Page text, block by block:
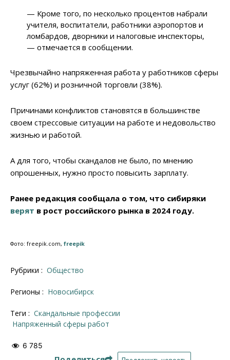
— Кроме того, по несколько процентов набрали
учителя, воспитатели, работники аэропортов и
ломбардов, дворники и налоговые инспекторы,
— отмечается в сообщении.
Чрезвычайно напряженная работа у работников сферы
услуг (62%) и розничной торговли (38%).
Причинами конфликтов становятся в большинстве
своем стрессовые ситуации на работе и недовольство
жизнью и работой.
А для того, чтобы скандалов не было, по мнению
опрошенных, нужно просто повысить зарплату.
Ранее редакция сообщала о том, что сибиряки
верят в рост российского рынка в 2024 году.
Фото: freepik.com, freepik
Рубрики : Общество
Регионы : Новосибирск
Теги :
скандальные профессии
напряженный сферы работ
6 785